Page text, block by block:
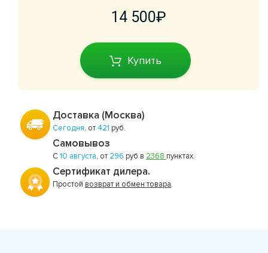
14 500
Купить
Доставка (Москва)
Сегодня, от 421 руб.
Самовывоз
С10 августа, от 296 руб в 2368 пунктах.
Сертификат дилера.
Простой возврат и обмен товара.